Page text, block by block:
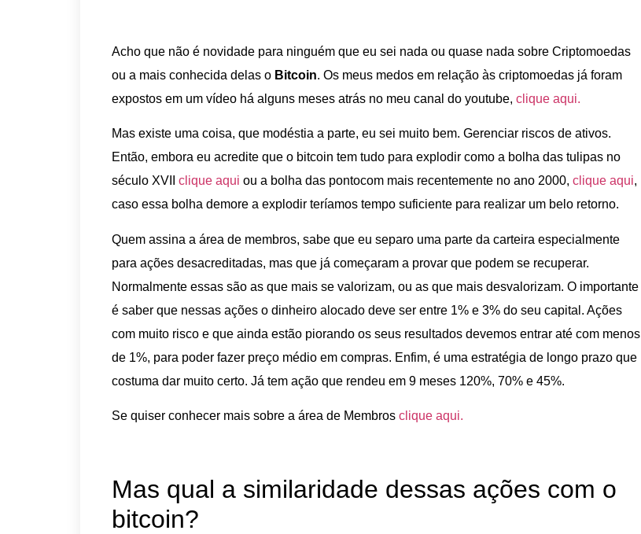
Acho que não é novidade para ninguém que eu sei nada ou quase nada sobre Criptomoedas
ou a mais conhecida delas o Bitcoin. Os meus medos em relação às criptomoedas já foram
expostos em um vídeo há alguns meses atrás no meu canal do youtube, clique aqui.
Mas existe uma coisa, que modéstia a parte, eu sei muito bem. Gerenciar riscos de ativos.
Então, embora eu acredite que o bitcoin tem tudo para explodir como a bolha das tulipas no
século XVII clique aqui ou a bolha das pontocom mais recentemente no ano 2000, clique aqui,
caso essa bolha demore a explodir teríamos tempo suficiente para realizar um belo retorno.
Quem assina a área de membros, sabe que eu separo uma parte da carteira especialmente
para ações desacreditadas, mas que já começaram a provar que podem se recuperar.
Normalmente essas são as que mais se valorizam, ou as que mais desvalorizam. O importante
é saber que nessas ações o dinheiro alocado deve ser entre 1% e 3% do seu capital. Ações
com muito risco e que ainda estão piorando os seus resultados devemos entrar até com menos
de 1%, para poder fazer preço médio em compras. Enfim, é uma estratégia de longo prazo que
costuma dar muito certo. Já tem ação que rendeu em 9 meses 120%, 70% e 45%.
Se quiser conhecer mais sobre a área de Membros clique aqui.
Mas qual a similaridade dessas ações com o
bitcoin?